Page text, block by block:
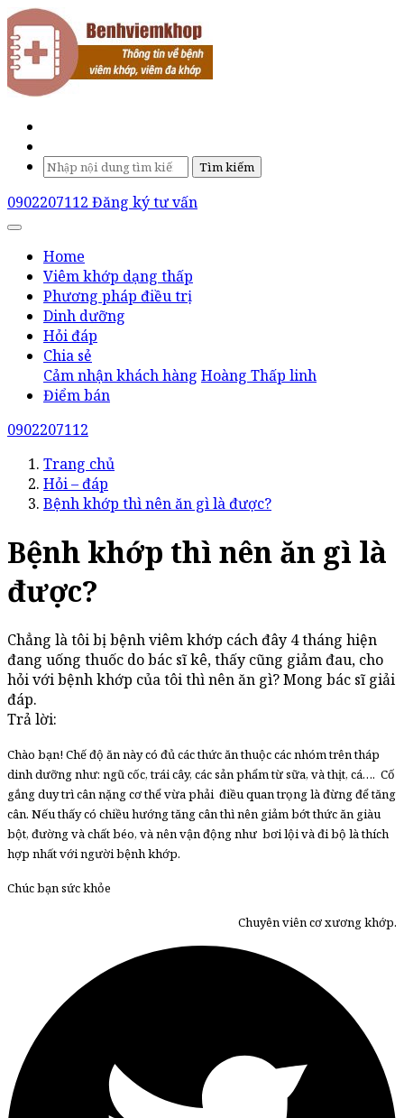
Tìm kiếm
0902207112 Đăng ký tư vấn
Home
Viêm khớp dạng thấp
Phương pháp điều trị
Dinh dưỡng
Hỏi đáp
Chia sẻ
Cảm nhận khách hàng Hoàng Thấp linh
Điểm bán
0902207112
Trang chủ
Hỏi – đáp
Bệnh khớp thì nên ăn gì là được?
Bệnh khớp thì nên ăn gì là
được?
Chẳng là tôi bị bệnh viêm khớp cách đây 4 tháng hiện
đang uống thuốc do bác sĩ kê, thấy cũng giảm đau, cho
hỏi với bệnh khớp của tôi thì nên ăn gì? Mong bác sĩ giải
đáp.
Trả lời:
Chào bạn! Chế độ ăn này có đủ các thức ăn thuộc các nhóm trên tháp
dinh dưỡng như: ngũ cốc, trái cây, các sản phẩm từ sữa, và thịt, cá…. Cố
gắng duy trì cân nặng cơ thể vừa phải điều quan trọng là đừng để tăng
cân. Nếu thấy có chiều hướng tăng cân thì nên giảm bớt thức ăn giàu
bột, đường và chất béo, và nên vận động như bơi lội và đi bộ là thích
hợp nhất với người bệnh khớp.
Chúc bạn sức khỏe
Chuyên viên cơ xương khớp.